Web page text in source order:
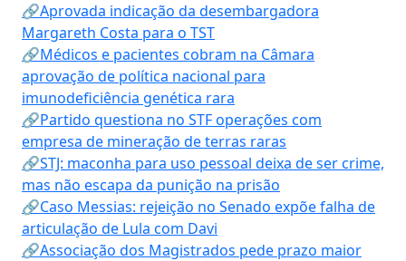
🔗Aprovada indicação da desembargadora
Margareth Costa para o TST
🔗Médicos e pacientes cobram na Câmara
aprovação de política nacional para
imunodeficiência genética rara
🔗Partido questiona no STF operações com
empresa de mineração de terras raras
🔗STJ: maconha para uso pessoal deixa de ser crime,
mas não escapa da punição na prisão
🔗Caso Messias: rejeição no Senado expõe falha de
articulação de Lula com Davi
🔗Associação dos Magistrados pede prazo maior